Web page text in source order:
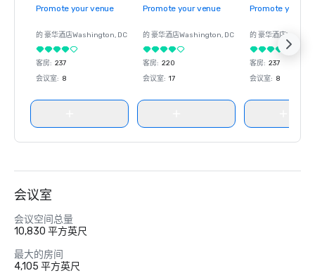
Promote your venue
的 豪华酒店Washington, DC
客房: 237
会议室: 8
Promote your venue
的 豪华酒店Washington, DC
客房: 220
会议室: 17
Promote your
的 豪华酒店
客房: 237
会议室: 8
会议室
会议空间总量
10,830 平方英尺
最大的房间
4,105 平方英尺